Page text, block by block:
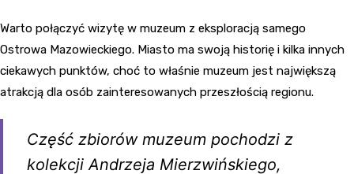
Warto połączyć wizytę w muzeum z eksploracją samego
Ostrowa Mazowieckiego. Miasto ma swoją historię i kilka innych
ciekawych punktów, choć to właśnie muzeum jest największą
atrakcją dla osób zainteresowanych przeszłością regionu.
Część zbiorów muzeum pochodzi z
kolekcji Andrzeja Mierzwińskiego,